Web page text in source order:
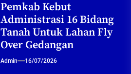
Pemkab Kebut
Administrasi 16 Bidang
Tanah Untuk Lahan Fly
Over Gedangan
Admin 16/07/2026